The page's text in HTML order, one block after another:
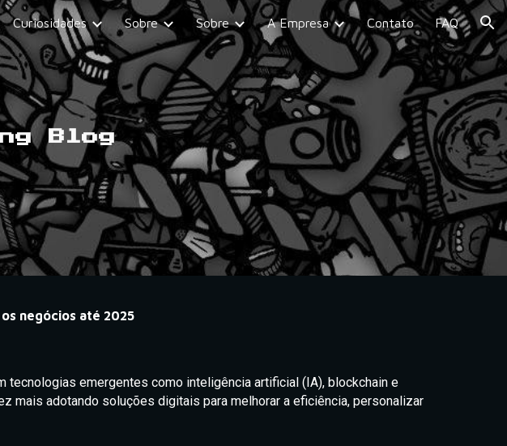
Skip to navigation
Curiosidades Sobre Sobre A Empresa Contato FAQ
Blog
negócios até 2025
tecnologias emergentes como inteligência artificial (IA), blockchain e
mais adotando soluções digitais para melhorar a eficiência, personalizar